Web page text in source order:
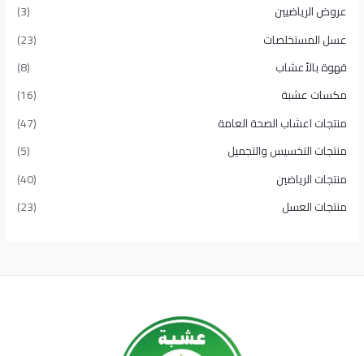
عروض الرياضيين
(3)
عسل المستخلصات
(23)
قهوة بالأعشاب
(8)
مكسات عشبة
(16)
منتجات اعشاب الصحة العامة
(47)
منتجات التخسيس والتجميل
(5)
منتجات الرياضين
(40)
منتجات العسل
(23)